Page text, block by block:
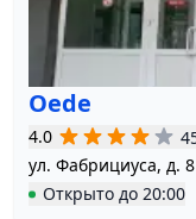
Oede
4.0
ул. Фабрициуса, д. 8
Открыто до 20:00